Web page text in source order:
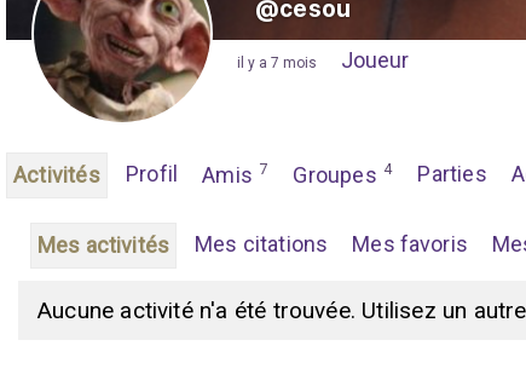
@cesou
il y a 7 mois Joueur
Activités Profil Amis 7 Groupes 4 Parties
Mes activités Mes citations Mes favoris
Aucune activité n'a été trouvée. Utilisez un